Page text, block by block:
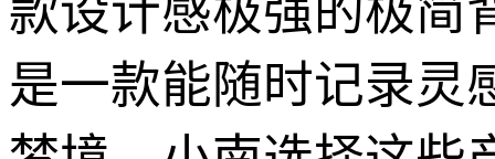
款设计感极强的极简
是一款能随时记录灵